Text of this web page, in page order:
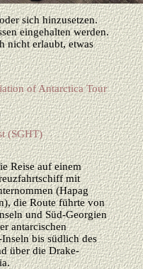
sich hinzusetzen.
eingehalten werden.
nicht erlaubt, etwas
of Antarctica Tour
(SGHT)
Reise auf einem
mit
(Hapag
die Route führte von
und Süd-Georgien
antarcischen
bis südlich des
über die Drake-